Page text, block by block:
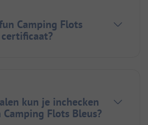
Camping Flots
kun je inchecken
Flots Bleus?